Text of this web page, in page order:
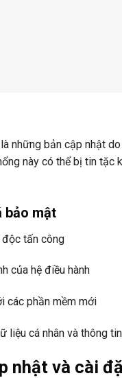
những bản cập nhật
này có thể bị tin
bảo mật
độc tấn công
của hệ điều hành
các phần mềm mới
liệu cá nhân và thông
nhật và cài